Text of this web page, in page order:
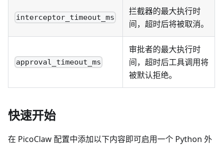
interceptor_timeout_ms
拦截器的最大执行时
间，超时后将被取消。
approval_timeout_ms
审批者的最大执行时
间，超时后工具调用将
被默认拒绝。
快速开始
在 PicoClaw 配置中添加以下内容即可启用一个 Python 外